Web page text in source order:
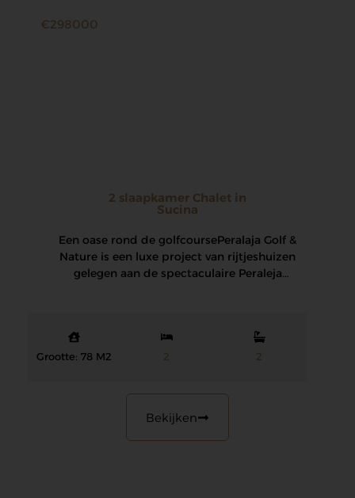
€298000
2 slaapkamer Chalet in
Sucina
Een oase rond de golfcourse Peralaja Golf &
Nature is een luxe project van rijtjeshuizen
gelegen aan de spectaculaire Peraleja
Grootte: 78 M2 2 2
Bekijken